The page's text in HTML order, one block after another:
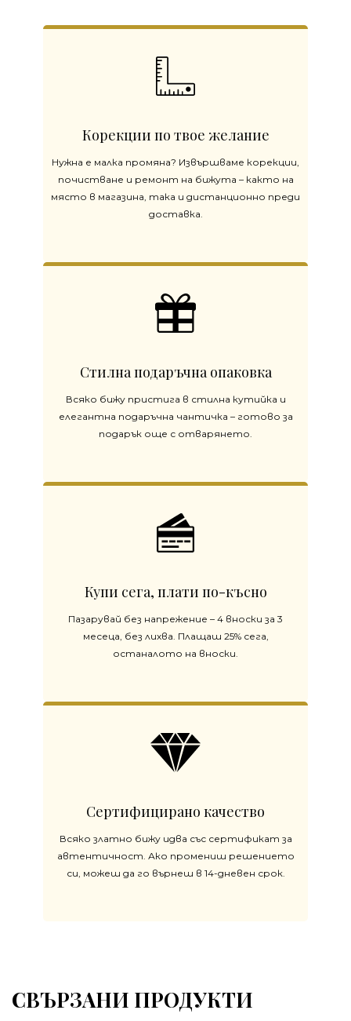
Корекции по твое желание
Нужна е малка промяна? Извършваме корекции,
почистване и ремонт на бижута – както на
място в магазина, така и дистанционно преди
доставка.
Стилна подаръчна опаковка
Всяко бижу пристига в стилна кутийка и
елегантна подаръчна чантичка – готово за
подарък още с отварянето.
Купи сега, плати по-късно
Пазарувай без напрежение – 4 вноски за 3
месеца, без лихва. Плащаш 25% сега,
останалото на вноски.
Сертифицирано качество
Всяко златно бижу идва със сертификат за
автентичност. Ако промениш решението
си, можеш да го върнеш в 14-дневен срок.
СВЪРЗАНИ ПРОДУКТИ